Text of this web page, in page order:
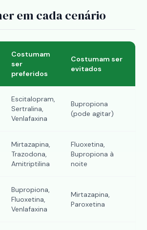
em cada cenário
Costumam
ser
preferidos
Costumam ser
evitados
Escitalopram,
Sertralina,
Venlafaxina
Bupropiona
(pode agitar)
Mirtazapina,
Trazodona,
Amitriptilina
Fluoxetina,
Bupropiona à
noite
Bupropiona,
Fluoxetina,
Venlafaxina
Mirtazapina,
Paroxetina